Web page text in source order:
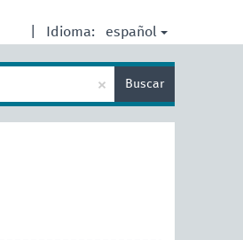
Idioma: español
× Buscar